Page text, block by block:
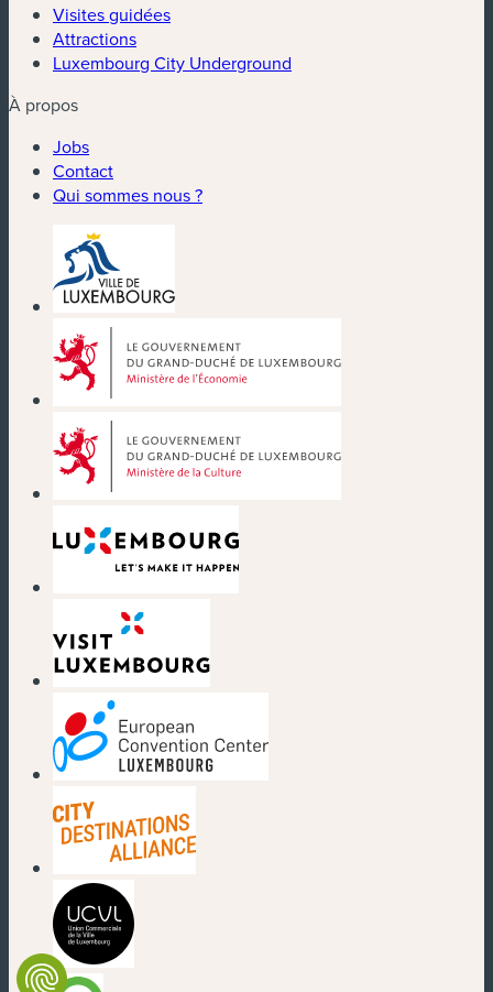
Visites guidées
Attractions
Luxembourg City Underground
À propos
Jobs
Contact
Qui sommes nous ?